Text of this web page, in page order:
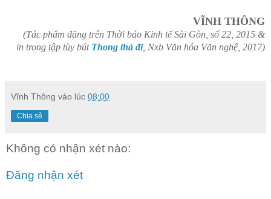
VĨNH THÔNG
(Tác phẩm đăng trên Thời báo Kinh tế Sài Gòn, số 22, 2015 &
in trong tập tùy bút Thong thả đi, Nxb Văn hóa Văn nghệ, 2017)
Vĩnh Thông vào lúc 08:00
Chia sẻ
Không có nhận xét nào:
Đăng nhận xét